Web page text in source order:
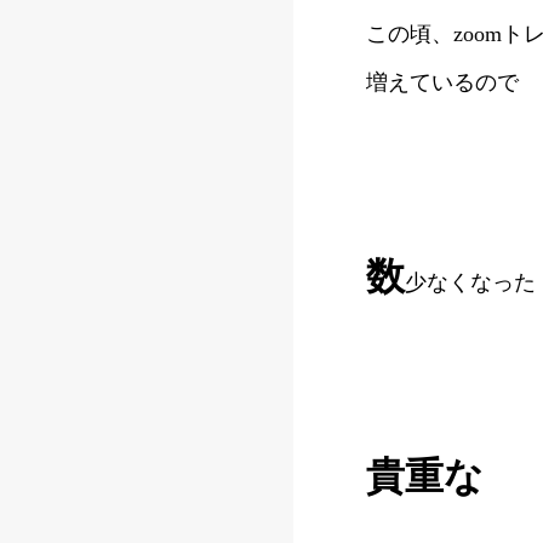
この頃、zoomト
増えているので
数少なくなった
貴重な